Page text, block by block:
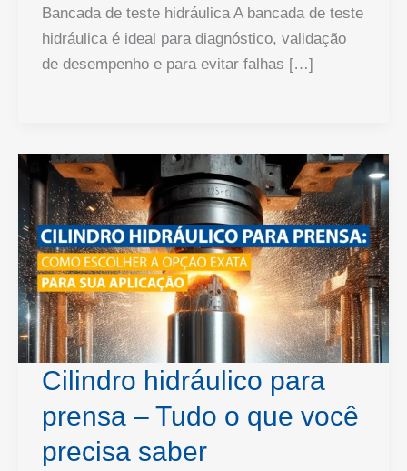
Bancada de teste hidráulica A bancada de teste
hidráulica é ideal para diagnóstico, validação
de desempenho e para evitar falhas […]
Cilindro hidráulico para
prensa – Tudo o que você
precisa saber